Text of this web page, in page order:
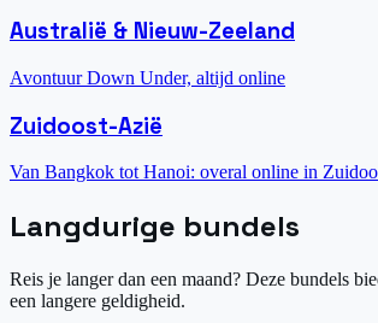
Australië & Nieuw-Zeeland
Avontuur Down Under, altijd online
Zuidoost-Azië
Van Bangkok tot Hanoi: overal online in
Langdurige bundels
Reis je langer dan een maand? Deze bundels
een langere geldigheid.